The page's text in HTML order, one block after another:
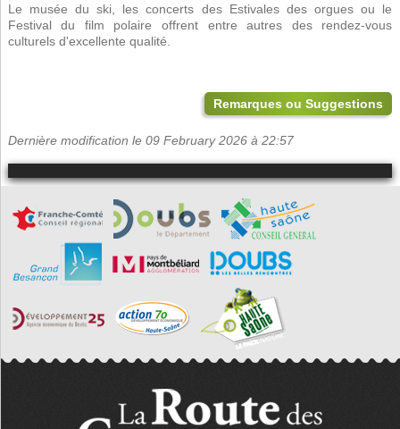
Le musée du ski, les concerts des Estivales des orgues ou le
Festival du film polaire offrent entre autres des rendez-vous
culturels d'excellente qualité.
Remarques ou Suggestions
Dernière modification le 09 February 2026 à 22:57